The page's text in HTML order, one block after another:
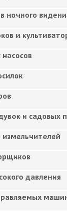
ночного
и
и садовых
давления